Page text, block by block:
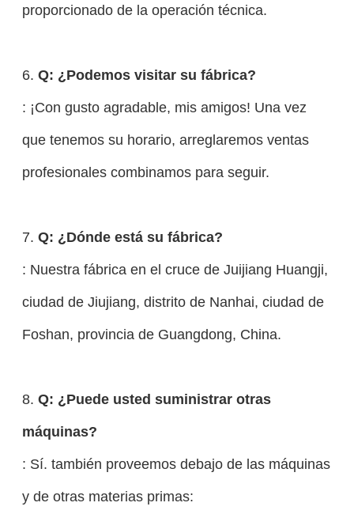
proporcionado de la operación técnica.
6. Q: ¿Podemos visitar su fábrica?
: ¡Con gusto agradable, mis amigos! Una vez
que tenemos su horario, arreglaremos ventas
profesionales combinamos para seguir.
7. Q: ¿Dónde está su fábrica?
: Nuestra fábrica en el cruce de Juijiang Huangji,
ciudad de Jiujiang, distrito de Nanhai, ciudad de
Foshan, provincia de Guangdong, China.
8. Q: ¿Puede usted suministrar otras
máquinas?
: Sí. también proveemos debajo de las máquinas
y de otras materias primas: